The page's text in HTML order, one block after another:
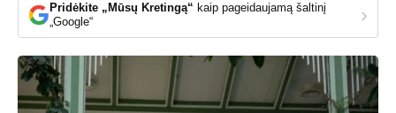
Pridėkite „Mūsų Kretingą“ kaip pageidaujamą šaltinį
„Google“
›